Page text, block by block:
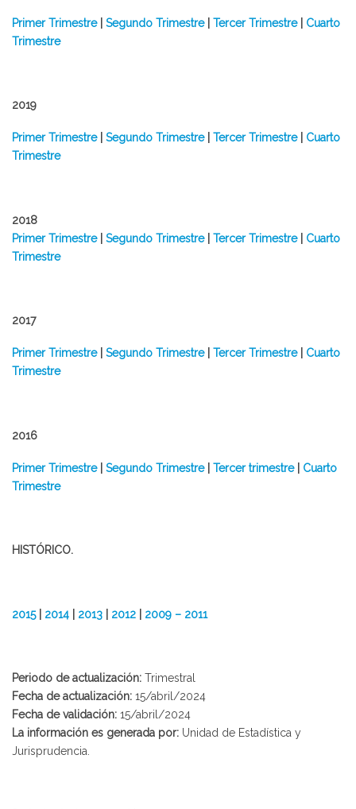
Primer Trimestre| Segundo Trimestre| Tercer Trimestre| Cuarto
Trimestre
2019
Primer Trimestre| Segundo Trimestre Tercer Trimestre| Cuarto
Trimestre
2018
Primer Trimestre| Segundo Trimestre| Tercer Trimestre| Cuarto
Trimestre
2017
Primer Trimestre Segundo Trimestre| Tercer Trimestre| Cuarto
Trimestre
2016
Primer Trimestre| Segundo Trimestre| Tercer trimestre|
Cuarto
Trimestre
HISTÓRICO.
2015 2014 2013 2012 2009 – 2011
Periodo de actualización: Trimestral
Fecha de actualización: 15/abril/2024
Fecha de validación: 15/abril/2024
La información es generada por: Unidad de Estadística y
Jurisprudencia.